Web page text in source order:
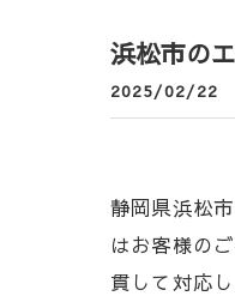
浜松市の
2025/02/22
静岡県浜松
はお客様の
貫して対応